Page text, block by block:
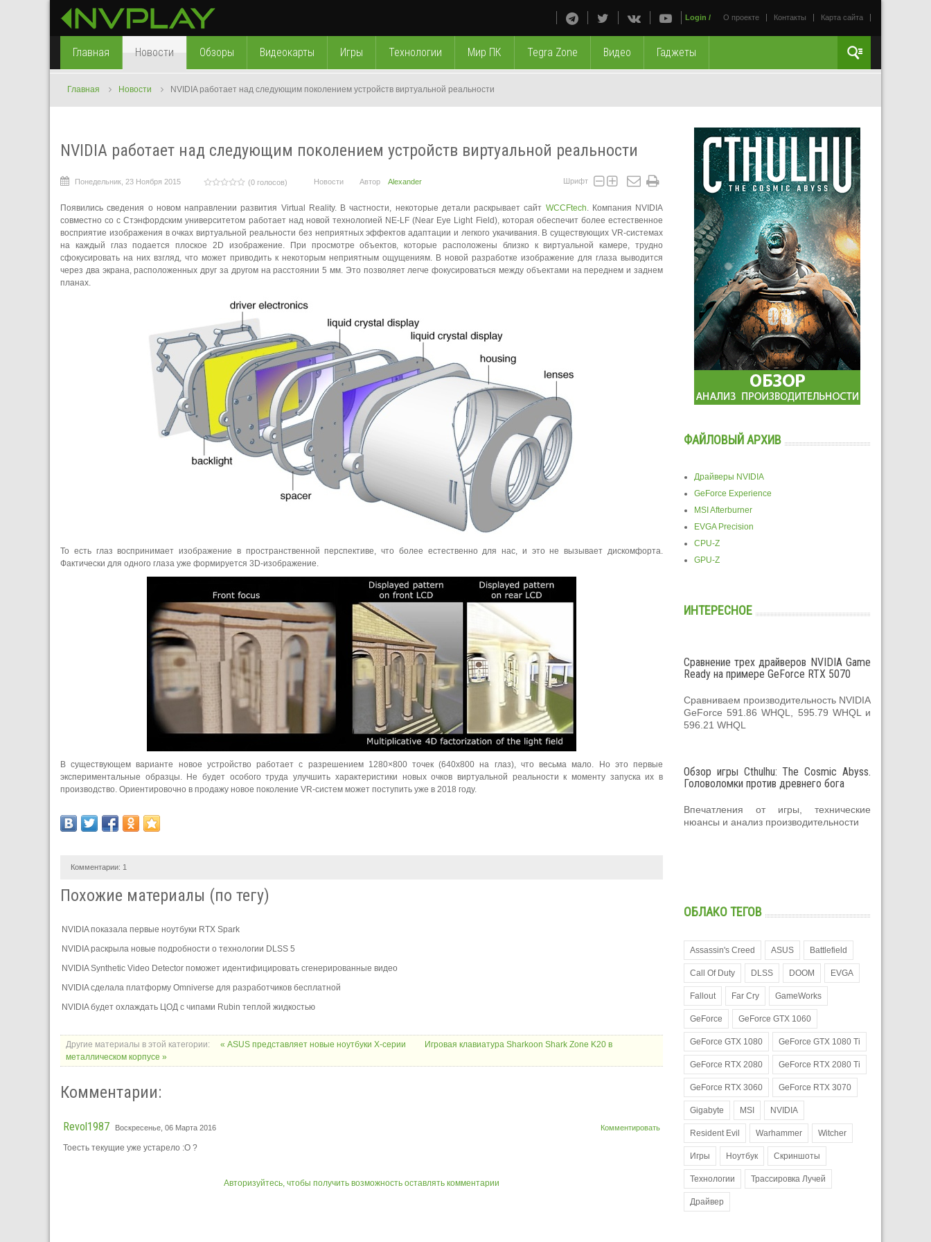
О проекте Контакты Карта сайта
Login /
Главная Новости Обзоры Видеокарты Игры Технологии Мир ПК Tegra Zone Видео Гаджеты
Главная Новости NVIDIA работает над следующим поколением устройств виртуальной реальности
NVIDIA работает над следующим поколением устройств виртуальной реальности
Понедельник, 23 Ноября 2015 (0 голосов) Новости Автор Alexander Шрифт
Появились сведения о новом направлении развития Virtual Reality. В частности, некоторые детали раскрывает сайт WCCFtech. Компания NVIDIA
совместно со с Стэнфордским университетом работает над новой технологией NE-LF (Near Eye Light Field), которая обеспечит более естественное
восприятие изображения в очках виртуальной реальности без неприятных эффектов адаптации и легкого укачивания. В существующих VR-системах
на каждый глаз подается плоское 2D изображение. При просмотре объектов, которые расположены близко к виртуальной камере, трудно
сфокусировать на них взгляд, что может приводить к некоторым неприятным ощущениям. В новой разработке изображение для глаза выводится
через два экрана, расположенных друг за другом на расстоянии 5 мм. Это позволяет легче фокусироваться между объектами на переднем и заднем
планах.
То есть глаз воспринимает изображение в пространственной перспективе, что более естественно для нас, и это не вызывает дискомфорта.
Фактически для одного глаза уже формируется 3D-изображение.
В существующем варианте новое устройство работает с разрешением 1280×800 точек (640x800 на глаз), что весьма мало. Но это первые
экспериментальные образцы. Не будет особого труда улучшить характеристики новых очков виртуальной реальности к моменту запуска их в
производство. Ориентировочно в продажу новое поколение VR-систем может поступить уже в 2018 году.
Комментарии: 1
Похожие материалы (по тегу)
NVIDIA показала первые ноутбуки RTX Spark
NVIDIA раскрыла новые подробности о технологии DLSS 5
NVIDIA Synthetic Video Detector поможет идентифицировать сгенерированные видео
NVIDIA сделала платформу Omniverse для разработчиков бесплатной
NVIDIA будет охлаждать ЦОД с чипами Rubin теплой жидкостью
Другие материалы в этой категории: « ASUS представляет новые ноутбуки X-серии
Игровая клавиатура Sharkoon Shark Zone K20 в
металлическом корпусе »
Комментарии:
Комментировать
Revol1987 Воскресенье, 06 Марта 2016
Тоесть текущие уже устарело :О ?
Авторизуйтесь, чтобы получить возможность оставлять комментарии
ФАЙЛОВЫЙ АРХИВ
Драйверы NVIDIA
GeForce Experience
MSI Afterburner
EVGA Precision
CPU-Z
GPU-Z
ИНТЕРЕСНОЕ
Сравнение трех драйверов NVIDIA Game
Ready на примере GeForce RTX 5070
Сравниваем производительность NVIDIA
GeForce 591.86 WHQL, 595.79 WHQL и
596.21 WHQL
Обзор игры Cthulhu: The Cosmic Abyss.
Головоломки против древнего бога
Впечатления от игры, технические
нюансы и анализ производительности
ОБЛАКО ТЕГОВ
Assassin's Creed ASUS Battlefield
Call Of Duty DLSS DOOM EVGA
Fallout Far Cry GameWorks
GeForce GeForce GTX 1060
GeForce GTX 1080 GeForce GTX 1080 Ti
GeForce RTX 2080 GeForce RTX 2080 Ti
GeForce RTX 3060 GeForce RTX 3070
Gigabyte MSI NVIDIA
Resident Evil Warhammer Witcher
Игры Ноутбук Скриншоты
Технологии Трассировка Лучей
Драйвер